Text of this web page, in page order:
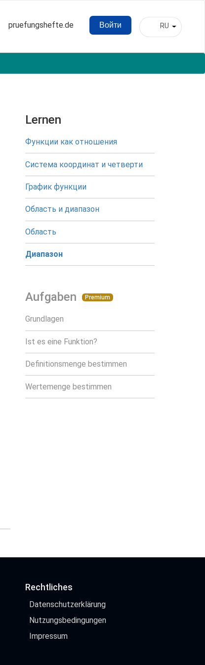
Hauptnavigation
pruefungshefte.de
Benutzermenü
Войти RU Список
Lernen
Функции как отношения
Система координат и четверти
График функции
Область и диапазон
Область
Диапазон
Aufgaben Premium
Grundlagen
Ist es eine Funktion?
Definitionsmenge bestimmen
Wertemenge bestimmen
Rechtliches
Datenschutzerklärung
Nutzungsbedingungen
Impressum